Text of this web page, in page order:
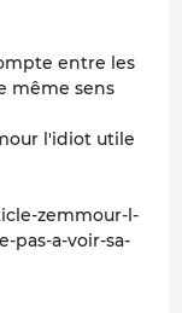
entre les
même sens
l'idiot utile
zemmour-l-
pas-a-voir-sa-